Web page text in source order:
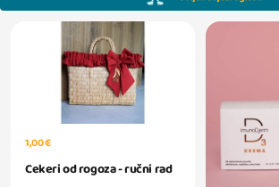
1,00 €
Cekeri od rogoza - ručni rad